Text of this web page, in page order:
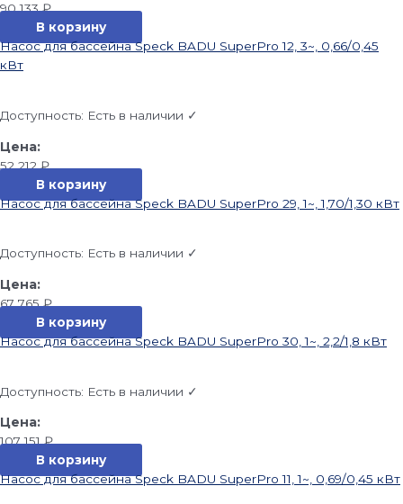
90 133₽
В корзину
Насос для бассейна Speck BADU SuperPro 12, 3~, 0,66/0,45
кВт
Доступность: Есть в наличии ✓
52 212₽
В корзину
Насос для бассейна Speck BADU SuperPro 29, 1~, 1,70/1,30 кВт
Доступность: Есть в наличии ✓
67 765₽
В корзину
Насос для бассейна Speck BADU SuperPro 30, 1~, 2,2/1,8 кВт
Доступность: Есть в наличии ✓
107 151₽
В корзину
Насос для бассейна Speck BADU SuperPro 11, 1~, 0,69/0,45 кВт